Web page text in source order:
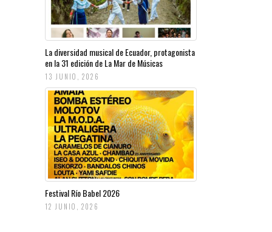
La diversidad musical de Ecuador, protagonista
en la 31 edición de La Mar de Músicas
13 JUNIO, 2026
Festival Río Babel 2026
12 JUNIO, 2026